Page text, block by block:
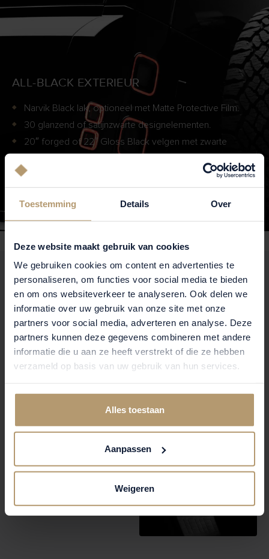
Toestemming Details Over
Deze website maakt gebruik van cookies
We gebruiken cookies om content en advertenties te
personaliseren, om functies voor social media te bieden
en om ons websiteverkeer te analyseren. Ook delen we
informatie over uw gebruik van onze site met onze
partners voor social media, adverteren en analyse. Deze
partners kunnen deze gegevens combineren met andere
informatie die u aan ze heeft verstrekt of die ze hebben
verzameld op basis van uw gebruik van hun services.
Alles toestaan
Aanpassen
Weigeren
ALL-BLACK EXTERIEUR
Narvik Black lak, optioneel met Matte Protective Film.
30 glanzend of satijnzwarte designelementen.
20″ forged of 22″ Gloss Black velgen met zwarte
Zwarte grille-badge en quad-uitlaat.
Dit is dedefinitie van stealth-style
voor liefhebbers die
echt op willen vallen.